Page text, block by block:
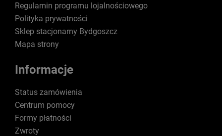
Regulamin programu lojalnościowego
Polityka prywatności
Sklep stacjonarny Bydgoszcz
Mapa strony
Informacje
Status zamówienia
Centrum pomocy
Formy płatności
Zwroty